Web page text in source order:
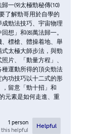
一(9)太極勁秘傳(10)
了解勁哥用於自學的
勁法技巧、宇宙物理
想」和(8)萬法歸一。
標槍、體操着地、舉
太極大師步法，與勁
片、「動量方程」、
種運動所得的頂尖勁法
功技巧以十二式的形
留意「勁十招」和
元素是如何走進、重
1 person
helpful
Helpful